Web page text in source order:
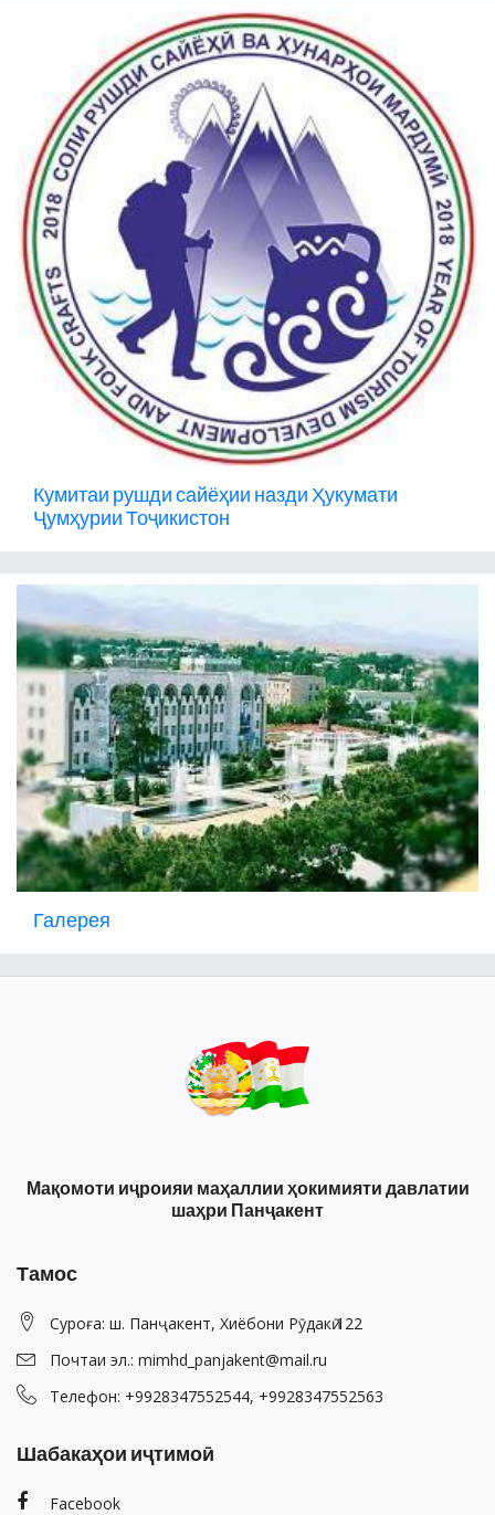
Кумитаи рушди сайёҳии назди Ҳукумати
Ҷумҳурии Тоҷикистон
Галерея
Мақомоти иҷроияи маҳаллии ҳокимияти давлатии
шаҳри Панҷакент
Тамос
Суроға: ш. Панҷакент, Хиёбони Рӯдакӣ 122
Почтаи эл.: mimhd_panjakent@mail.ru
Телефон: +9928347552544, +9928347552563
Шабакаҳои иҷтимоӣ
Facebook